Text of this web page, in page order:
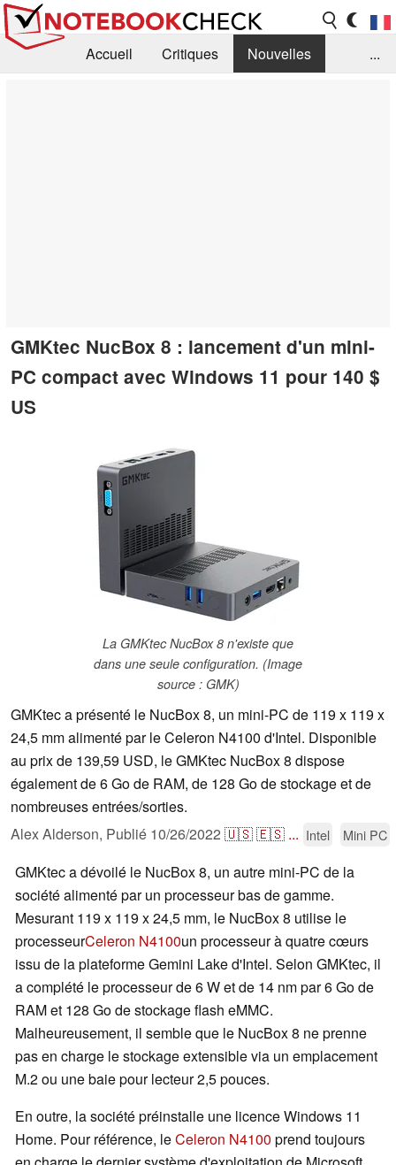
Accueil Critiques
Nouvelles
...
GMKtec NucBox 8 : lancement d'un mini-
PC compact avec Windows 11 pour 140 $
US
La GMKtec NucBox 8 n'existe que
dans une seule configuration. (Image
source : GMK)
GMKtec a présenté le NucBox 8, un mini-PC de 119 x 119 x
24,5 mm alimenté par le Celeron N4100 d'Intel. Disponible
au prix de 139,59 USD, le GMKtec NucBox 8 dispose
également de 6 Go de RAM, de 128 Go de stockage et de
nombreuses entrées/sorties.
Alex Alderson, Publié 10/26/2022 🇺🇸🇪🇸 ... Intel Mini PC
GMKtec a dévoilé le NucBox 8, un autre mini-PC de la
société alimenté par un processeur bas de gamme.
Mesurant 119 x 119 x 24,5 mm, le NucBox 8 utilise le
processeurCeleron N4100un processeur à quatre cœurs
issu de la plateforme Gemini Lake d'Intel. Selon GMKtec, il
a complété le processeur de 6 W et de 14 nm par 6 Go de
RAM et 128 Go de stockage flash eMMC.
Malheureusement, il semble que le NucBox 8 ne prenne
pas en charge le stockage extensible via un emplacement
M.2 ou une baie pour lecteur 2,5 pouces.
En outre, la société préinstalle une licence Windows 11
Home. Pour référence, leCeleron N4100 prend toujours